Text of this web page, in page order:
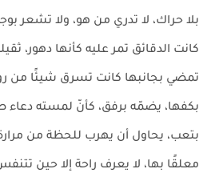
بلا حراك، لا تدري من هو، ولا تشعر
كانت الدقائق تمر عليه كأنها دهور،
تمضي بجانبها كانت تسرق شيئًا من
بكفها، يضمّه برفق، كأنّ لمسته
بتعب، يحاول أن يهرب للحظة من
معلقًا بها، لا يعرف راحة إلا حين